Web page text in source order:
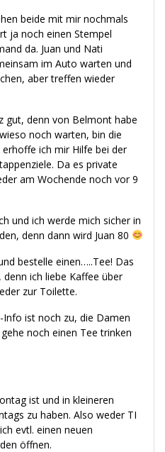
beide mit mir nochmals
ja noch einen Stempel
da. Juan und Nati
im Auto warten und
aber treffen wieder
gut, denn von Belmont habe
noch warten, bin die
ich mir Hilfe bei der
Da es private
am Wochende noch vor 9
und ich werde mich sicher in
denn dann wird Juan 80
bestelle einen…..Tee! Das
ich liebe Kaffee über
zur Toilette.
ist noch zu, die Damen
noch einen Tee trinken
ist und in kleineren
zu haben. Also weder TI
evtl. einen neuen
öffnen.